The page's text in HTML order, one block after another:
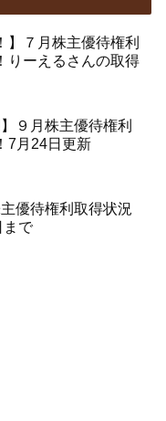
】７月株主優待権利
りーえるさんの取得
９月株主優待権利
7月24日更新
主優待権利取得状況
まで